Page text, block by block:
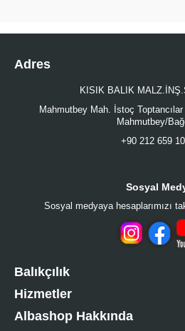
Adres
KISIK BALIK
Mahmutbey Mah. İstoç
Mahmutbey/
+90 212 659
Sosyal
Sosyal medyaya hesaplarımızı
Balıkçılık
Hizmetler
Albashop Hakkında